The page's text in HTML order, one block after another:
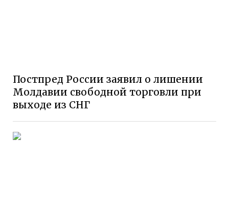
Постпред России заявил о лишении
Молдавии свободной торговли при
выходе из СНГ